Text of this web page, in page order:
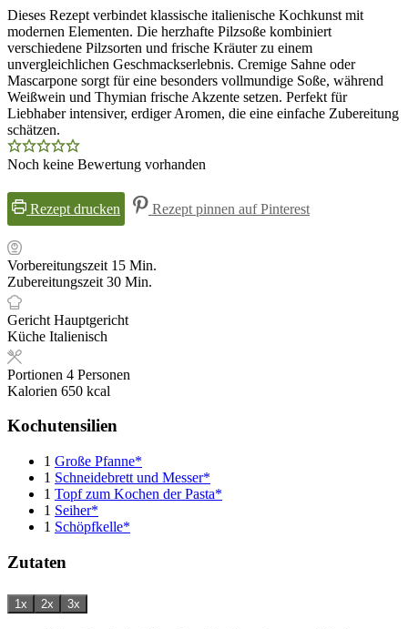
Dieses Rezept verbindet klassische italienische Kochkunst mit
modernen Elementen. Die herzhafte Pilzsoße kombiniert
verschiedene Pilzsorten und frische Kräuter zu einem
unvergleichlichen Geschmackserlebnis. Cremige Sahne oder
Mascarpone sorgt für eine besonders vollmundige Soße, während
Weißwein und Thymian frische Akzente setzen. Perfekt für
Liebhaber intensiver, erdiger Aromen, die eine einfache Zubereitung
schätzen.
Noch keine Bewertung vorhanden
Rezept drucken Rezept pinnen auf Pinterest
Vorbereitungszeit 15Minuten
Min.
Zubereitungszeit 30Minuten
Min.
Gericht Hauptgericht
Küche Italienisch
Portionen 4 Personen
Kalorien 650 kcal
Kochutensilien
1 Große Pfanne*
1 Schneidebrett und Messer*
1 Topf zum Kochen der Pasta*
1 Seiher*
1 Schöpfkelle*
Zutaten
1x 2x 3x